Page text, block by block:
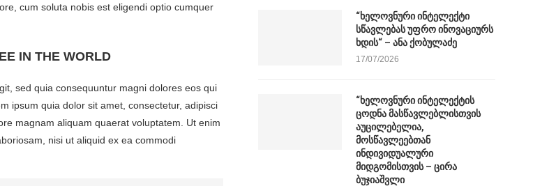
cum soluta nobis est eligendi optio cumquer
IN THE WORLD
sed quia consequuntur magni dolores eos qui
ipsum quia dolor sit amet, consectetur, adipisci
magnam aliquam quaerat voluptatem. Ut enim
nisi ut aliquid ex ea commodi
“ხელოვნური ინტელექტი
სწავლებას უფრო ინოვაციურს
ხდის“ – ანა ქობულაძე
17/07/2026
“ხელოვნური ინტელექტის
ცოდნა მასწავლებლისთვის
აუცილებელია,
მოსწავლეებთან
ინდივიდუალური
მიდგომისთვის – ცირა
ბუჯიაშვლი